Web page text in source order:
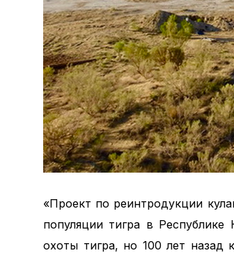
«Проект по реинтродукции
популяции тигра в Республике
охоты тигра, но 100 лет назад